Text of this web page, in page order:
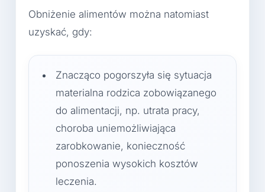
Obniżenie alimentów można natomiast
uzyskać, gdy:
Znacząco pogorszyła się sytuacja
materialna rodzica zobowiązanego
do alimentacji, np. utrata pracy,
choroba uniemożliwiająca
zarobkowanie, konieczność
ponoszenia wysokich kosztów
leczenia.